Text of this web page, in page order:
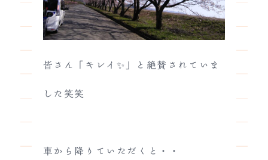
皆さん「キレイ✨」と絶賛されていま
した笑笑
車から降りていただくと・・